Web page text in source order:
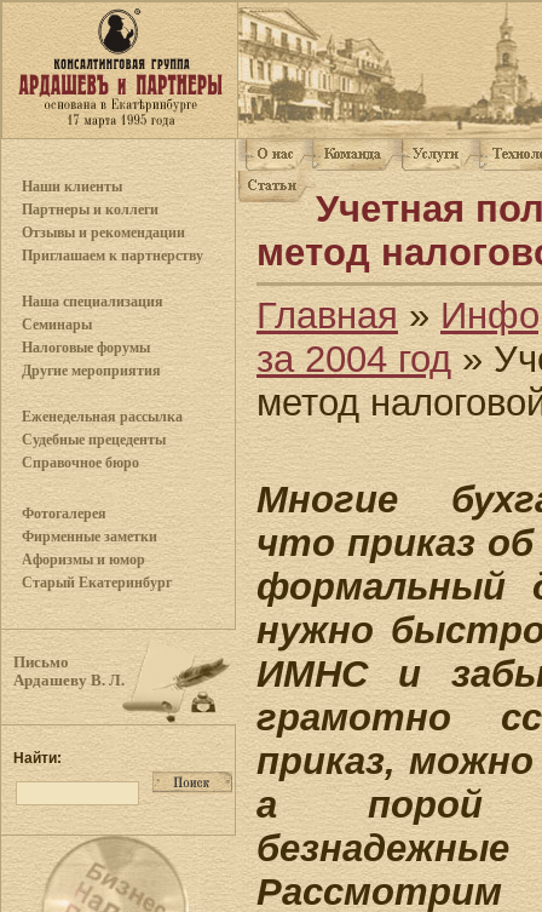
Наши клиенты
Партнеры и коллеги
Отзывы и рекомендации
Приглашаем к партнерству
Наша специализация
Семинары
Налоговые форумы
Другие мероприятия
Еженедельная рассылка
Судебные прецеденты
Справочное бюро
Фотогалерея
Фирменные заметки
Афоризмы и юмор
Старый Екатеринбург
Письмо
Ардашеву В. Л.
Найти:
Учетная
метод
Главная »
за 2004 год »
метод
Многие
что приказ
формальный
нужно
ИМНС и
грамотно
приказ,
а порой